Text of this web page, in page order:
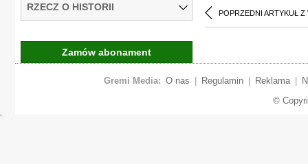
POPRZEDNI ARTYKUŁ Z
RZECZ O HISTORII
Zamów abonament
Gremi Media: O nas Regulamin Reklama
©